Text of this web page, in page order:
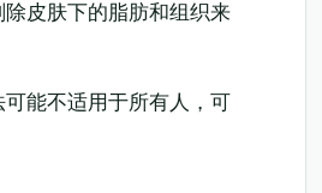
皮肤下的脂肪和组织来
能不适用于所有人，可